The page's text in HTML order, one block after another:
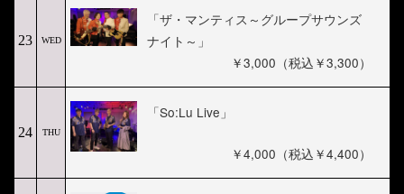
23 WED
「ザ・マンティス～グループサウンズ
ナイト～」
￥3,000（税込￥3,300）
24 THU
「So:Lu Live」
￥4,000（税込￥4,400）